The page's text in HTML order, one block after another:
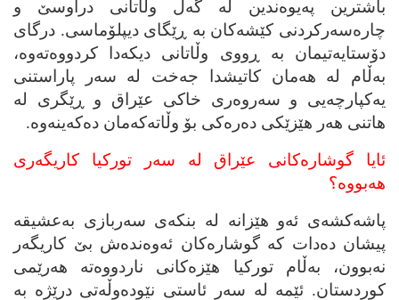
باشترین په‌یوه‌ندین له‌ گه‌ڵ وڵاتانی دراوسێ و
چاره‌سه‌رکردنی کێشه‌کان به‌ ڕێگای دیپلۆماسی. درگای
دۆستایه‌تیمان به‌ ڕووی وڵاتانی دیکه‌دا کردووه‌ته‌وه‌،
به‌ڵام له‌ هه‌مان کاتیشدا جه‌خت له‌ سه‌ر پاراستنی
یه‌کپارچه‌یی و سه‌روه‌ری خاکی عێراق و ڕێگری له‌
هاتنی هه‌ر هێزێکی ده‌ره‌کی بۆ وڵاته‌که‌مان ده‌که‌ینه‌وه‌.
ئایا گوشاره‌کانی عێراق له‌ سه‌ر تورکیا کاریگه‌ری
هه‌بووه‌؟
پاشه‌کشه‌ی ئه‌و هێزانه‌ له‌ بنکه‌ی سه‌ربازی به‌عشیقه‌
پیشان ده‌دات که‌ گوشاره‌کان ئه‌وه‌نده‌ش بێ کاریگه‌ر
نه‌بوون، به‌ڵام تورکیا هێزه‌کانی ناردووه‌ته‌ هه‌رێمی
کوردستان. ئێمه‌ له‌ سه‌ر ئاستی نێوده‌وڵه‌تی درێژه‌ به‌